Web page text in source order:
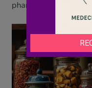
pharmacopée.